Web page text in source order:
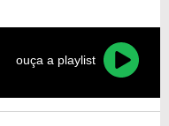
ouça a playlist